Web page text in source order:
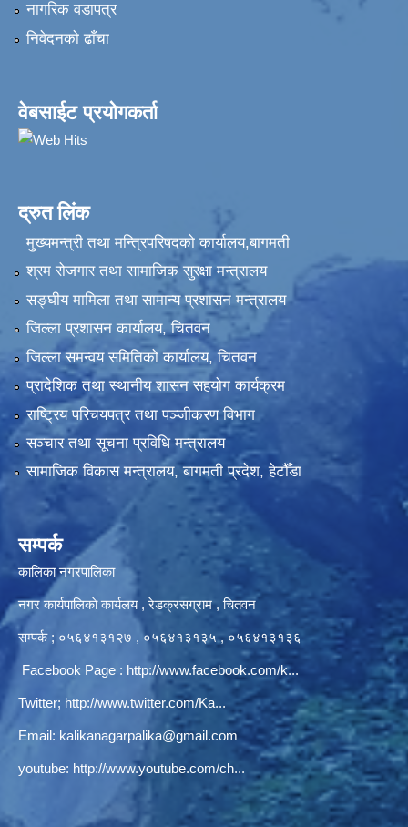
नागरिक वडापत्र
निवेदनकाे ढाँचा
वेबसाईट प्रयोगकर्ता
द्रुत लिंक
मुख्यमन्त्री तथा मन्त्रिपरिषदको कार्यालय,बागमती
श्रम रोजगार तथा सामाजिक सुरक्षा मन्त्रालय
सङ्‍घीय मामिला तथा सामान्य प्रशासन मन्त्रालय
जिल्ला प्रशासन कार्यालय, चितवन
जिल्ला समन्वय समितिको कार्यालय, चितवन
प्रादेशिक तथा स्थानीय शासन सहयोग कार्यक्रम
राष्ट्रिय परिचयपत्र तथा पञ्‍जीकरण विभाग
सञ्‍चार तथा सूचना प्रविधि मन्त्रालय
सामाजिक विकास मन्त्रालय, बागमती प्रदेश, हेटौँडा
सम्पर्क
कालिका नगरपालिका
नगर कार्यपालिकाे कार्यलय‍ , रेडक्रसग्राम , चितवन
सम्पर्क ; ०५६४१३१२७ , ०५६४१३१३५ , ०५६४१३१३६
Facebook Page : http://www.facebook.com/k...
Twitter; http://www.twitter.com/Ka...
Email: kalikanagarpalika@gmail.com
youtube: http://www.youtube.com/ch...